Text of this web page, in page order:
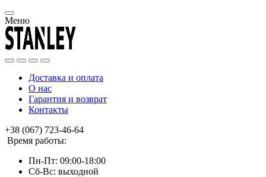
Меню
Доставка и оплата
О нас
Гарантия и возврат
Контакты
+38 (067) 723-46-64
Время работы:
Пн-Пт: 09:00-18:00
Сб-Вс: выходной